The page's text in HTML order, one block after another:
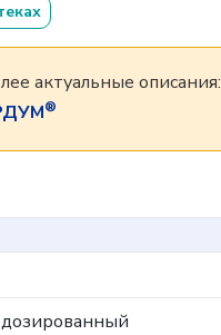
актуальные описания:
®